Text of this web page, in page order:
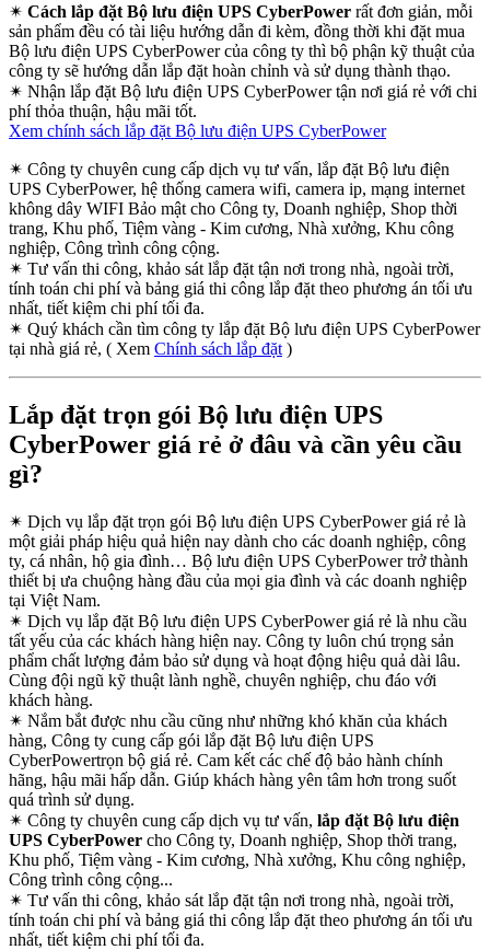
✴ Cách lắp đặt Bộ lưu điện UPS CyberPower rất đơn giản, mỗi
sản phẩm đều có tài liệu hướng dẫn đi kèm, đồng thời khi đặt mua
Bộ lưu điện UPS CyberPower của công ty thì bộ phận kỹ thuật của
công ty sẽ hướng dẫn lắp đặt hoàn chỉnh và sử dụng thành thạo.
✴ Nhận lắp đặt Bộ lưu điện UPS CyberPower tận nơi giá rẻ với chi
phí thỏa thuận, hậu mãi tốt.
Xem chính sách lắp đặt Bộ lưu điện UPS CyberPower
✴ Công ty chuyên cung cấp dịch vụ tư vấn, lắp đặt Bộ lưu điện
UPS CyberPower, hệ thống camera wifi, camera ip, mạng internet
không dây WIFI Bảo mật cho Công ty, Doanh nghiệp, Shop thời
trang, Khu phố, Tiệm vàng - Kim cương, Nhà xưởng, Khu công
nghiệp, Công trình công cộng.
✴ Tư vấn thi công, khảo sát lắp đặt tận nơi trong nhà, ngoài trời,
tính toán chi phí và bảng giá thi công lắp đặt theo phương án tối ưu
nhất, tiết kiệm chi phí tối đa.
✴ Quý khách cần tìm công ty lắp đặt Bộ lưu điện UPS CyberPower
tại nhà giá rẻ, ( Xem Chính sách lắp đặt )
Lắp đặt trọn gói Bộ lưu điện UPS
CyberPower giá rẻ ở đâu và cần yêu cầu
gì?
✴ Dịch vụ lắp đặt trọn gói Bộ lưu điện UPS CyberPower giá rẻ là
một giải pháp hiệu quả hiện nay dành cho các doanh nghiệp, công
ty, cá nhân, hộ gia đình… Bộ lưu điện UPS CyberPower trở thành
thiết bị ưa chuộng hàng đầu của mọi gia đình và các doanh nghiệp
tại Việt Nam.
✴ Dịch vụ lắp đặt Bộ lưu điện UPS CyberPower giá rẻ là nhu cầu
tất yếu của các khách hàng hiện nay. Công ty luôn chú trọng sản
phẩm chất lượng đảm bảo sử dụng và hoạt động hiệu quả dài lâu.
Cùng đội ngũ kỹ thuật lành nghề, chuyên nghiệp, chu đáo với
khách hàng.
✴ Nắm bắt được nhu cầu cũng như những khó khăn của khách
hàng, Công ty cung cấp gói lắp đặt Bộ lưu điện UPS
CyberPowertrọn bộ giá rẻ. Cam kết các chế độ bảo hành chính
hãng, hậu mãi hấp dẫn. Giúp khách hàng yên tâm hơn trong suốt
quá trình sử dụng.
✴ Công ty chuyên cung cấp dịch vụ tư vấn, lắp đặt Bộ lưu điện
UPS CyberPower cho Công ty, Doanh nghiệp, Shop thời trang,
Khu phố, Tiệm vàng - Kim cương, Nhà xưởng, Khu công nghiệp,
Công trình công cộng...
✴ Tư vấn thi công, khảo sát lắp đặt tận nơi trong nhà, ngoài trời,
tính toán chi phí và bảng giá thi công lắp đặt theo phương án tối ưu
nhất, tiết kiệm chi phí tối đa.